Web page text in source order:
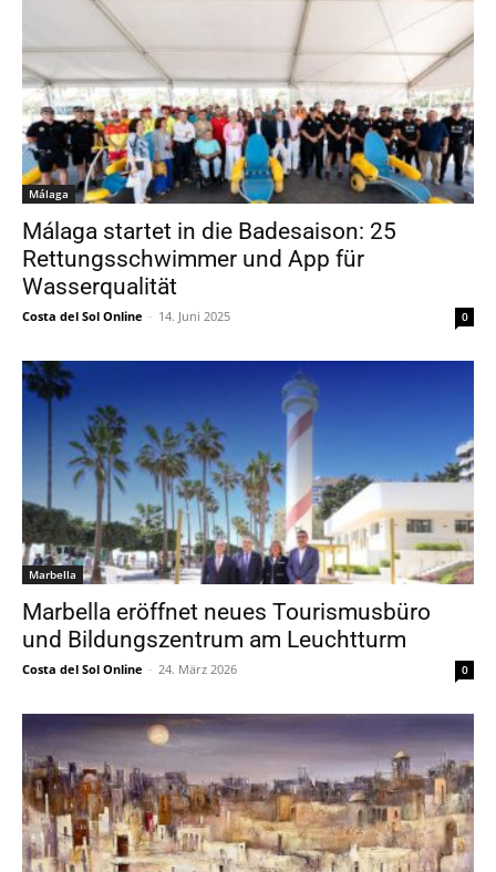
Málaga
Málaga startet in die Badesaison: 25
Rettungsschwimmer und App für
Wasserqualität
Costa del Sol Online - 14. Juni 2025 0
Marbella
Marbella eröffnet neues Tourismusbüro
und Bildungszentrum am Leuchtturm
Costa del Sol Online - 24. März 2026 0